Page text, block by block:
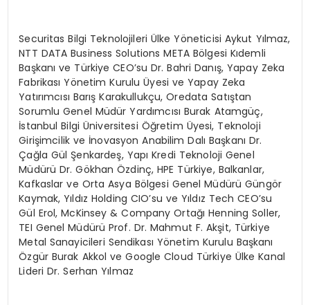
Securitas Bilgi Teknolojileri Ülke Yöneticisi Aykut Yılmaz,
NTT DATA Business Solutions META Bölgesi Kıdemli
Başkanı ve Türkiye CEO’su Dr. Bahri Danış, Yapay Zeka
Fabrikası Yönetim Kurulu Üyesi ve Yapay Zeka
Yatırımcısı Barış Karakullukçu, Oredata Satıştan
Sorumlu Genel Müdür Yardımcısı Burak Atamgüç,
İstanbul Bilgi Üniversitesi Öğretim Üyesi, Teknoloji
Girişimcilik ve İnovasyon Anabilim Dalı Başkanı Dr.
Çağla Gül Şenkardeş, Yapı Kredi Teknoloji Genel
Müdürü Dr. Gökhan Özdinç, HPE Türkiye, Balkanlar,
Kafkaslar ve Orta Asya Bölgesi Genel Müdürü Güngör
Kaymak, Yıldız Holding CIO’su ve Yıldız Tech CEO’su
Gül Erol, McKinsey & Company Ortağı Henning Soller,
TEI Genel Müdürü Prof. Dr. Mahmut F. Akşit, Türkiye
Metal Sanayicileri Sendikası Yönetim Kurulu Başkanı
Özgür Burak Akkol ve Google Cloud Türkiye Ülke Kanal
Lideri Dr. Serhan Yılmaz